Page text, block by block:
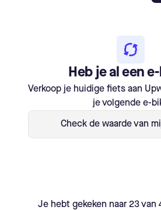
Heb je al een
Verkoop je huidige fiets aan
je volgende e-
Check de waarde van
Je hebt gekeken naar 23 van